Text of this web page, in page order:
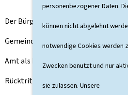
personenbezogener Daten.
können nicht abgelehnt
notwendige Cookies werden
Zwecken benutzt und nur
sie zulassen. Unsere
Der Bürgermeister oder Schöffe, der
Gemeinderat niederlegen möchte,
Amt als Bürgermeister oder Schöffe
Rücktritt von der zuständigen